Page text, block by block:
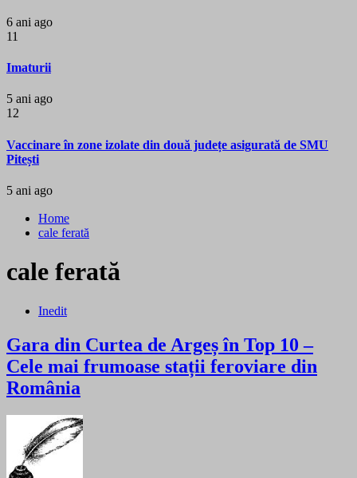
6 ani ago
11
Imaturii
5 ani ago
12
Vaccinare în zone izolate din două județe asigurată de SMU
Pitești
5 ani ago
Home
cale ferată
cale ferată
Inedit
Gara din Curtea de Argeș în Top 10 –
Cele mai frumoase stații feroviare din
România